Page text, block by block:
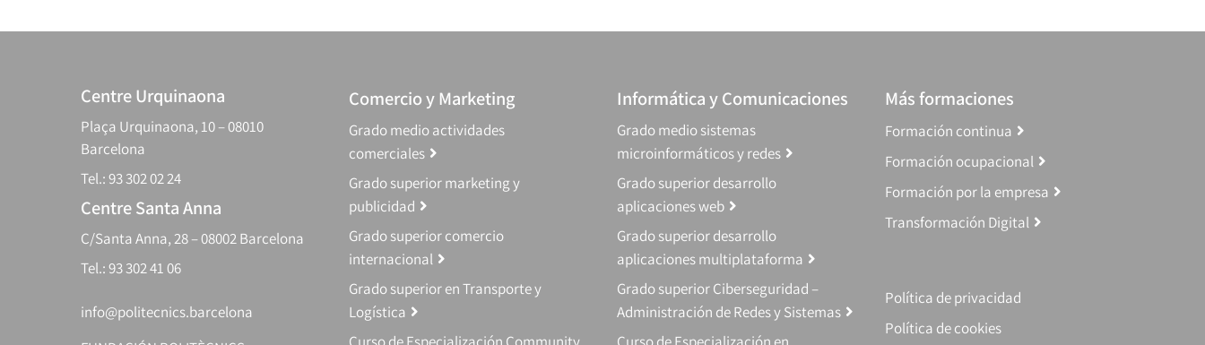
Centre Urquinaona
Plaça Urquinaona, 10 – 08010
Barcelona
Tel.: 93 302 02 24
Centre Santa Anna
C/Santa Anna, 28 – 08002 Barcelona
Tel.: 93 302 41 06
info@politecnics.barcelona
Comercio y Marketing
Grado medio actividades
comerciales
Grado superior marketing y
publicidad
Grado superior comercio
internacional
Grado superior en Transporte y
Logística
Informática y Comunicaciones
Grado medio sistemas
microinformáticos y redes
Grado superior desarrollo
aplicaciones web
Grado superior desarrollo
aplicaciones multiplataforma
Grado superior Ciberseguridad –
Administración de Redes y Sistemas
Más formaciones
Formación continua
Formación ocupacional
Formación por la empresa
Transformación Digital
Política de privacidad
Política de cookies